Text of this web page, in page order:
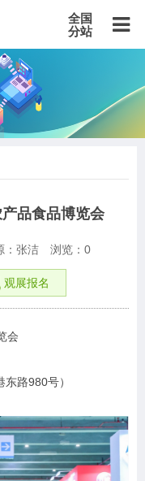
全国
分站
站 江苏站
浙江站
站 河北站
黑龙江站
品食品博览会
：张洁 浏览： 0
观展报名
会
路980号）